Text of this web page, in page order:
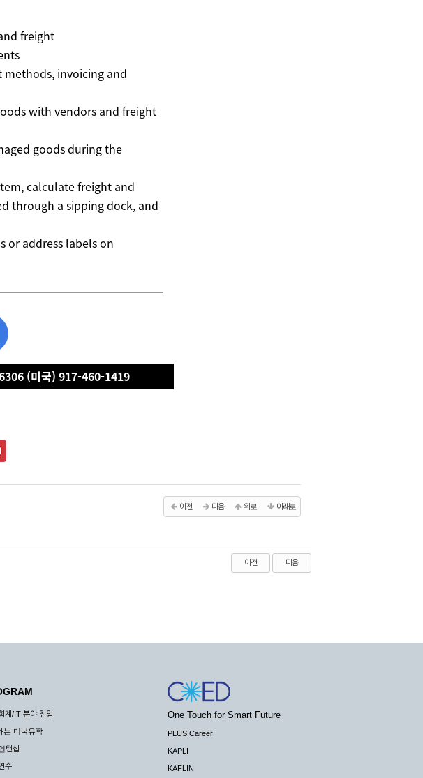
freight
methods, invoicing and
with vendors and freight
goods during the
calculate freight and
through a sipping dock, and
or address labels on
(미국) 917-460-1419
이전 다음 위로 아래로
이전 다음
계/IT 분야 취업
는 미국유학
턴십
수
One Touch for Smart Future
PLUS Career
KAPLI
KAFLIN